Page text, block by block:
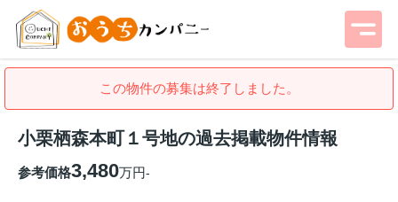
この物件の募集は終了しました。
小栗栖森本町１号地の過去掲載物件情報
参考価格3,480万円-